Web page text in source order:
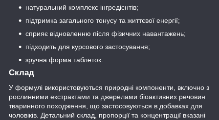
натуральний комплекс інгредієнтів;
підтримка загального тонусу та життєвої енергії;
сприяє відновленню після фізичних навантажень;
підходить для курсового застосування;
зручна форма таблеток.
Склад
У формулі використовуються природні компоненти, включно з
рослинними екстрактами та джерелами біоактивних речовин
тваринного походження, що застосовуються в добавках для
чоловіків. Детальний склад, пропорції та концентрації вказані